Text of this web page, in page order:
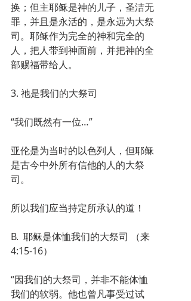
换；但主耶稣是神的儿子，圣洁无
罪，并且是永活的，是永远为大祭
司。耶稣作为完全的神和完全的
人，把人带到神面前，并把神的全
部赐福带给人。
3. 祂是我们的大祭司
“我们既然有一位…”
亚伦是为当时的以色列人，但耶稣
是古今中外所有信他的人的大祭
司。
所以我们应当持定所承认的道！
B.  耶稣是体恤我们的大祭司 （来
4:15-16）
“因我们的大祭司，并非不能体恤
我们的软弱。他也曾凡事受过试